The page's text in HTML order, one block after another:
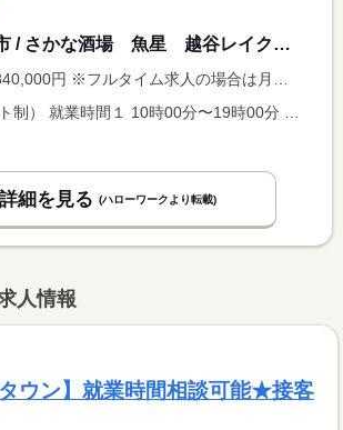
埼玉県越谷市 / さかな酒場 魚星 越谷レイクタウン駅前店
イム求人の場合は月額（換算額）、パート求人の場合は時間額を表示しています。
細を見る (ハローワークより転載)
人情報
タウン】就業時間相談可能★接客